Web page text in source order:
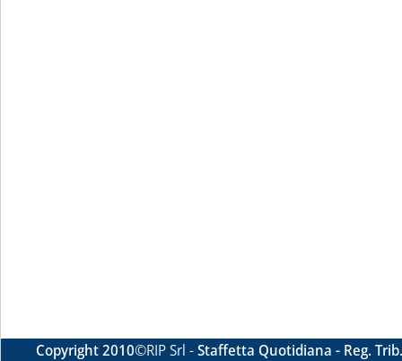
Copyright 2010©RIP Srl -Staffetta Quotidiana - Reg.